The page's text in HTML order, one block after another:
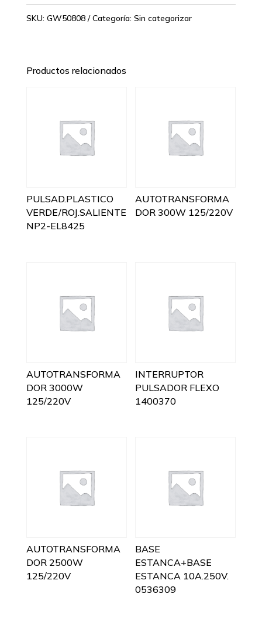
SKU: GW50808 Categoría: Sin categorizar
Productos relacionados
PULSAD.PLASTICO
VERDE/ROJ.SALIENTE
NP2-EL8425
AUTOTRANSFORMA
DOR 300W 125/220V
AUTOTRANSFORMA
DOR 3000W
125/220V
INTERRUPTOR
PULSADOR FLEXO
1400370
AUTOTRANSFORMA
DOR 2500W
125/220V
BASE
ESTANCA+BASE
ESTANCA 10A.250V.
0536309